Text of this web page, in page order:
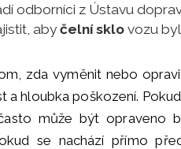
odborníci z Ústavu
abyčelní sklo vozu
zda vyměnit nebo
a hloubka poškození.
může být opraveno
se nachází přímo